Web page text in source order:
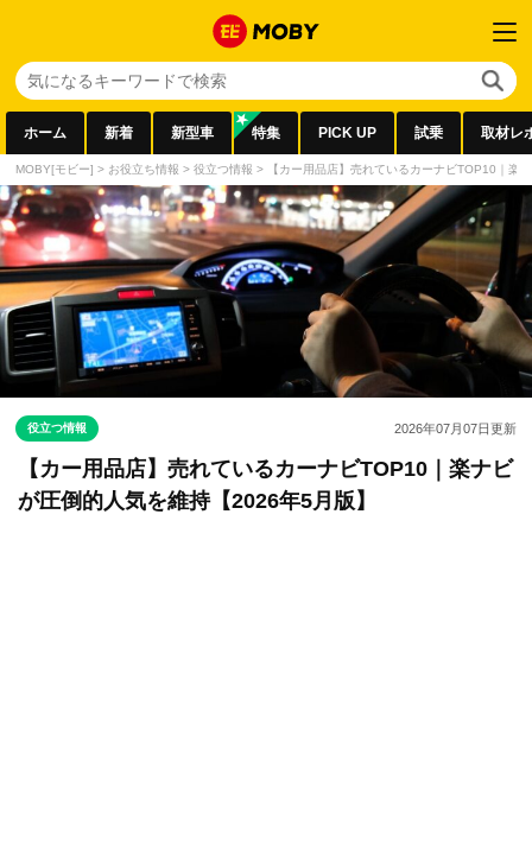
ホーム 新着 新型車 特集 PICK UP 試乗 取材レ
MOBY[モビー] > お役立ち情報 > 役立つ情報 > 【カー用品店】売れているカーナビTOP10｜楽
役立つ情報 2026年07月07日更新
【カー用品店】売れているカーナビTOP10｜楽ナビ
が圧倒的人気を維持【2026年5月版】